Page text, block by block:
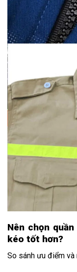
Nên chọn
kéo tốt hơn?
So sánh ưu điểm